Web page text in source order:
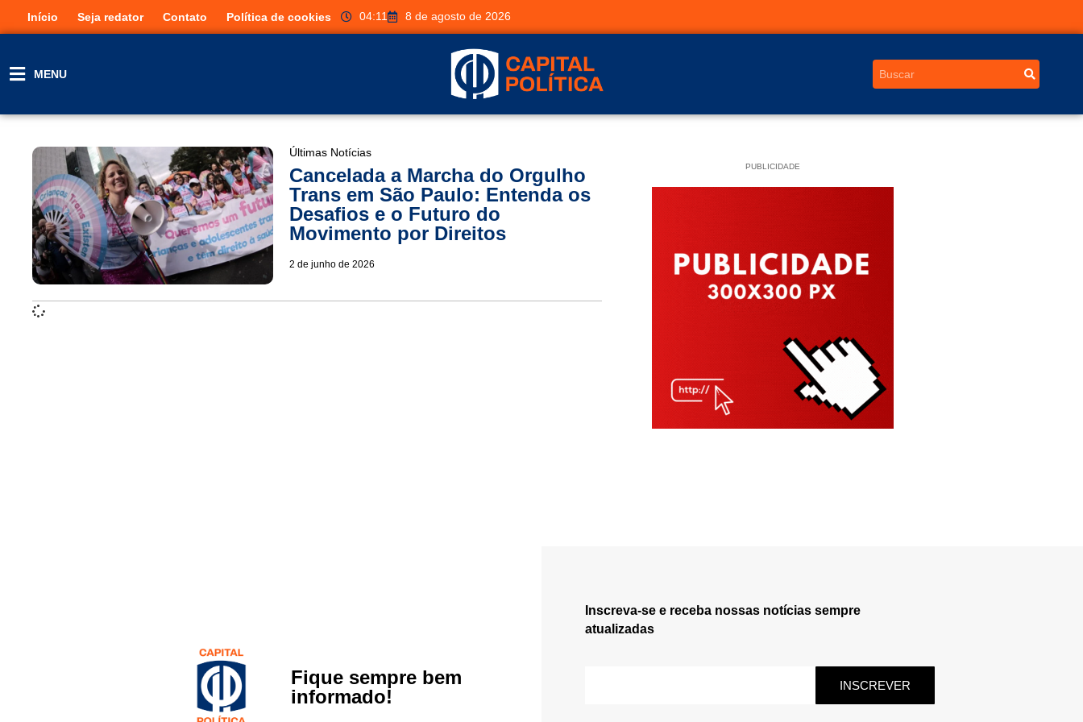
Início Seja redator Contato Política de cookies 04:11 8 de agosto de 2026
MENU
Últimas Notícias
Cancelada a Marcha do Orgulho
Trans em São Paulo: Entenda os
Desafios e o Futuro do
Movimento por Direitos
2 de junho de 2026
PUBLICIDADE
Fique sempre bem
informado!
Inscreva-se e receba nossas notícias sempre
atualizadas
INSCREVER